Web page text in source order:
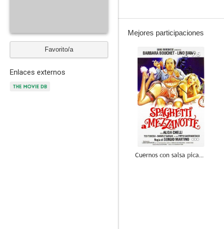
Favorito/a
Enlaces externos
Mejores participaciones
7.5
Cuernos con salsa picante